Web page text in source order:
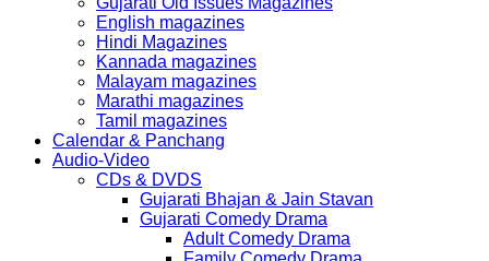
English magazines
Hindi Magazines
Kannada magazines
Malayam magazines
Marathi magazines
Tamil magazines
Calendar & Panchang
Audio-Video
CDs & DVDS
Gujarati Bhajan & Jain Stavan
Gujarati Comedy Drama
Adult Comedy Drama